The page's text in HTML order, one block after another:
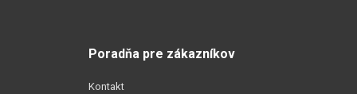
Poradňa pre zákazníkov
Kontakt